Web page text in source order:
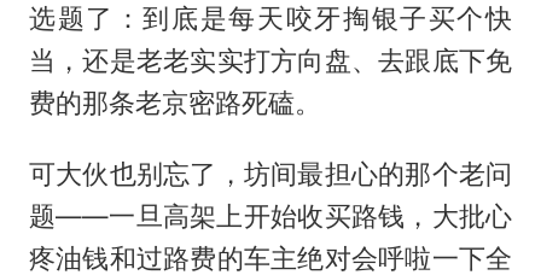
选题了：到底是每天咬牙掏银子买个快
当，还是老老实实打方向盘、去跟底下免
费的那条老京密路死磕。
可大伙也别忘了，坊间最担心的那个老问
题——一旦高架上开始收买路钱，大批心
疼油钱和过路费的车主绝对会呼啦一下全